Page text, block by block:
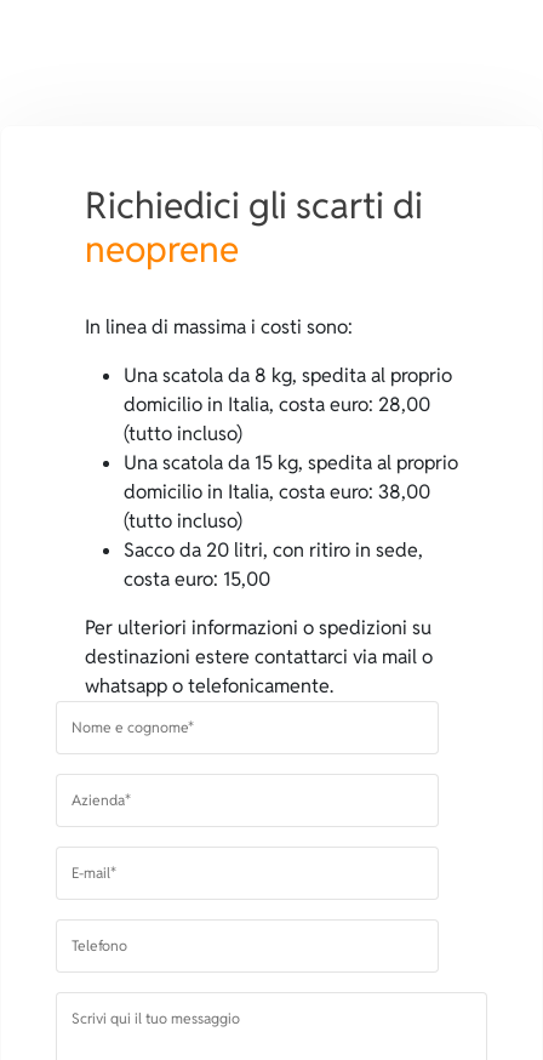
Richiedici gli scarti di
neoprene
In linea di massima i costi sono:
Una scatola da 8 kg, spedita al proprio
domicilio in Italia, costa euro: 28,00
(tutto incluso)
Una scatola da 15 kg, spedita al proprio
domicilio in Italia, costa euro: 38,00
(tutto incluso)
Sacco da 20 litri, con ritiro in sede,
costa euro: 15,00
Per ulteriori informazioni o spedizioni su
destinazioni estere contattarci via mail o
whatsapp o telefonicamente.